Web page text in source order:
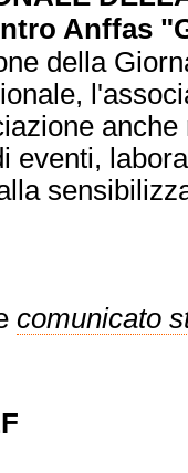
Anffas
della
eventi,
comunicato